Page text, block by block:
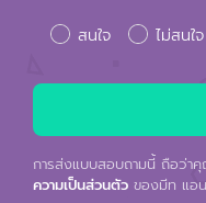
สนใจ ไม่สนใจ
การส่งแบบสอบถามนี้ ถือว่า
ความเป็นส่วนตัว ของมีท แอ